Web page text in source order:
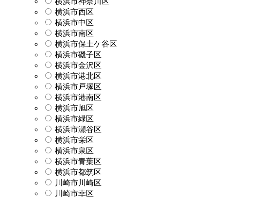
横浜市西区
横浜市中区
横浜市南区
横浜市保土ケ谷区
横浜市磯子区
横浜市金沢区
横浜市港北区
横浜市戸塚区
横浜市港南区
横浜市旭区
横浜市緑区
横浜市瀬谷区
横浜市栄区
横浜市泉区
横浜市青葉区
横浜市都筑区
川崎市川崎区
川崎市幸区